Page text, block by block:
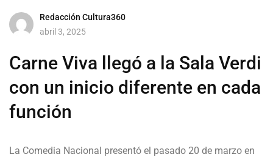
Redacción Cultura360
abril 3, 2025
Carne Viva llegó a la Sala Verdi
con un inicio diferente en cada
función
La Comedia Nacional presentó el pasado 20 de marzo en